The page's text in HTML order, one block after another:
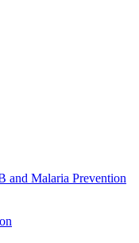
and Malaria Prevention